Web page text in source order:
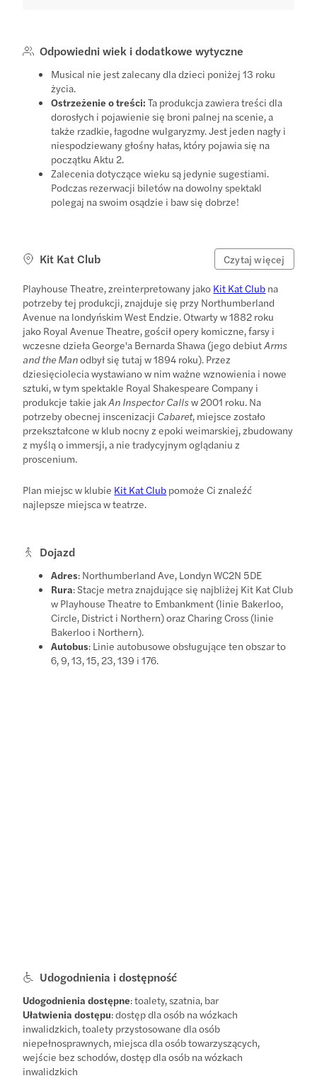
Odpowiedni wiek i dodatkowe wytyczne
Musical nie jest zalecany dla dzieci poniżej 13 roku
życia.
Ostrzeżenie o treści: Ta produkcja zawiera treści dla
dorosłych i pojawienie się broni palnej na scenie, a
także rzadkie, łagodne wulgaryzmy. Jest jeden nagły i
niespodziewany głośny hałas, który pojawia się na
początku Aktu 2.
Zalecenia dotyczące wieku są jedynie sugestiami.
Podczas rezerwacji biletów na dowolny spektakl
polegaj na swoim osądzie i baw się dobrze!
Kit Kat Club Czytaj więcej
Playhouse Theatre, zreinterpretowany jako Kit Kat Club na
potrzeby tej produkcji, znajduje się przy Northumberland
Avenue na londyńskim West Endzie. Otwarty w 1882 roku
jako Royal Avenue Theatre, gościł opery komiczne, farsy i
wczesne dzieła George'a Bernarda Shawa (jego debiutArms
and the Manodbył się tutaj w 1894 roku). Przez
dziesięciolecia wystawiano w nim ważne wznowienia i nowe
sztuki, w tym spektakle Royal Shakespeare Company i
produkcje takie jakAn Inspector Callsw 2001 roku. Na
potrzeby obecnej inscenizacji Cabaret, miejsce zostało
przekształcone w klub nocny z epoki weimarskiej, zbudowany
z myślą o immersji, a nie tradycyjnym oglądaniu z
proscenium.
Plan miejsc w klubie Kit Kat Club pomoże Ci znaleźć
najlepsze miejsca w teatrze.
Dojazd
Adres: Northumberland Ave, Londyn WC2N 5DE
Rura: Stacje metra znajdujące się najbliżej Kit Kat Club
w Playhouse Theatre to Embankment (linie Bakerloo,
Circle, District i Northern) oraz Charing Cross (linie
Bakerloo i Northern).
Autobus: Linie autobusowe obsługujące ten obszar to
6, 9, 13, 15, 23, 139 i 176.
Udogodnienia i dostępność
Udogodnienia dostępne: toalety, szatnia, bar
Ułatwienia dostępu: dostęp dla osób na wózkach
inwalidzkich, toalety przystosowane dla osób
niepełnosprawnych, miejsca dla osób towarzyszących,
wejście bez schodów, dostęp dla osób na wózkach
inwalidzkich